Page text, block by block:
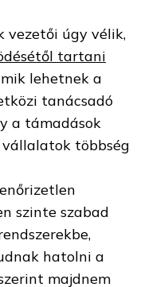
vezetői úgy vélik,
tartani
lehetnek a
tanácsadó
a támadások
többség
szinte szabad
hatolni a
majdnem